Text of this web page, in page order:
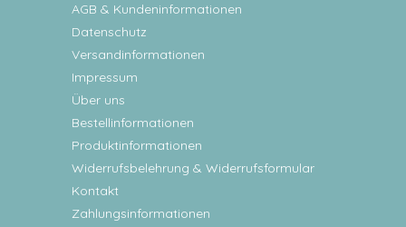
AGB & Kundeninformationen
Datenschutz
Versandinformationen
Impressum
Über uns
Bestellinformationen
Produktinformationen
Widerrufsbelehrung & Widerrufsformular
Kontakt
Zahlungsinformationen